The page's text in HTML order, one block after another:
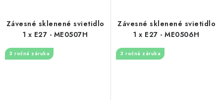
Závesné sklenené svietidlo
1 x E27 - ME0507H
3 ročná záruka
Závesné sklenené svietidlo
1 x E27 - ME0506H
3 ročná záruka